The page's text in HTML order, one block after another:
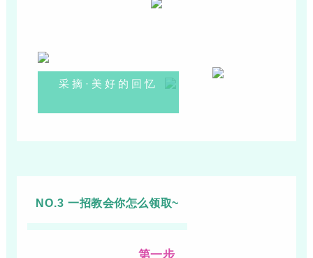
采摘·美好的回忆
NO.3 一招教会你怎么领取~
第一步